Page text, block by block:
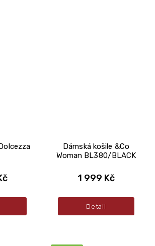
Dámská košile &Co
Woman BL380/BLACK
1 999 Kč
Detail